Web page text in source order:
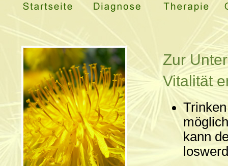
Zur
Vitalität
kann